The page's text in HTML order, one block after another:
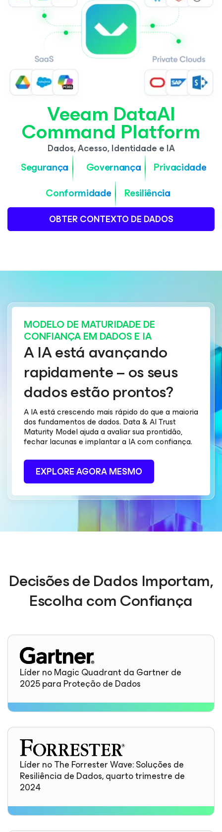
Veeam DataAI
Command Platform
Dados, Acesso, Identidade e IA
Segurança Governança
Privacidade
Conformidade
Resiliência
OBTER CONTEXTO DE DADOS
MODELO DE MATURIDADE DE
CONFIANÇA EM DADOS E IA
A IA está avançando
rapidamente – os seus
dados estão prontos?
A IA está crescendo mais rápido do que a maioria
dos fundamentos de dados. Data & AI Trust
Maturity Model ajuda a avaliar sua prontidão,
fechar lacunas e implantar a IA com confiança.
EXPLORE AGORA MESMO
Decisões de Dados Importam,
Escolha com Confiança
Líder no Magic Quadrant da Gartner de
2025 para Proteção de Dados
Líder no The Forrester Wave: Soluções de
Resiliência de Dados, quarto trimestre de
2024